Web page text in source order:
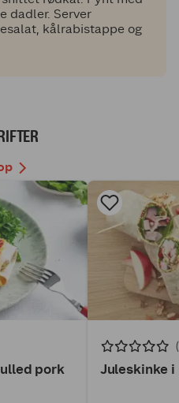
dadler. Server
kålrabistappe og
pork
Juleskinke i